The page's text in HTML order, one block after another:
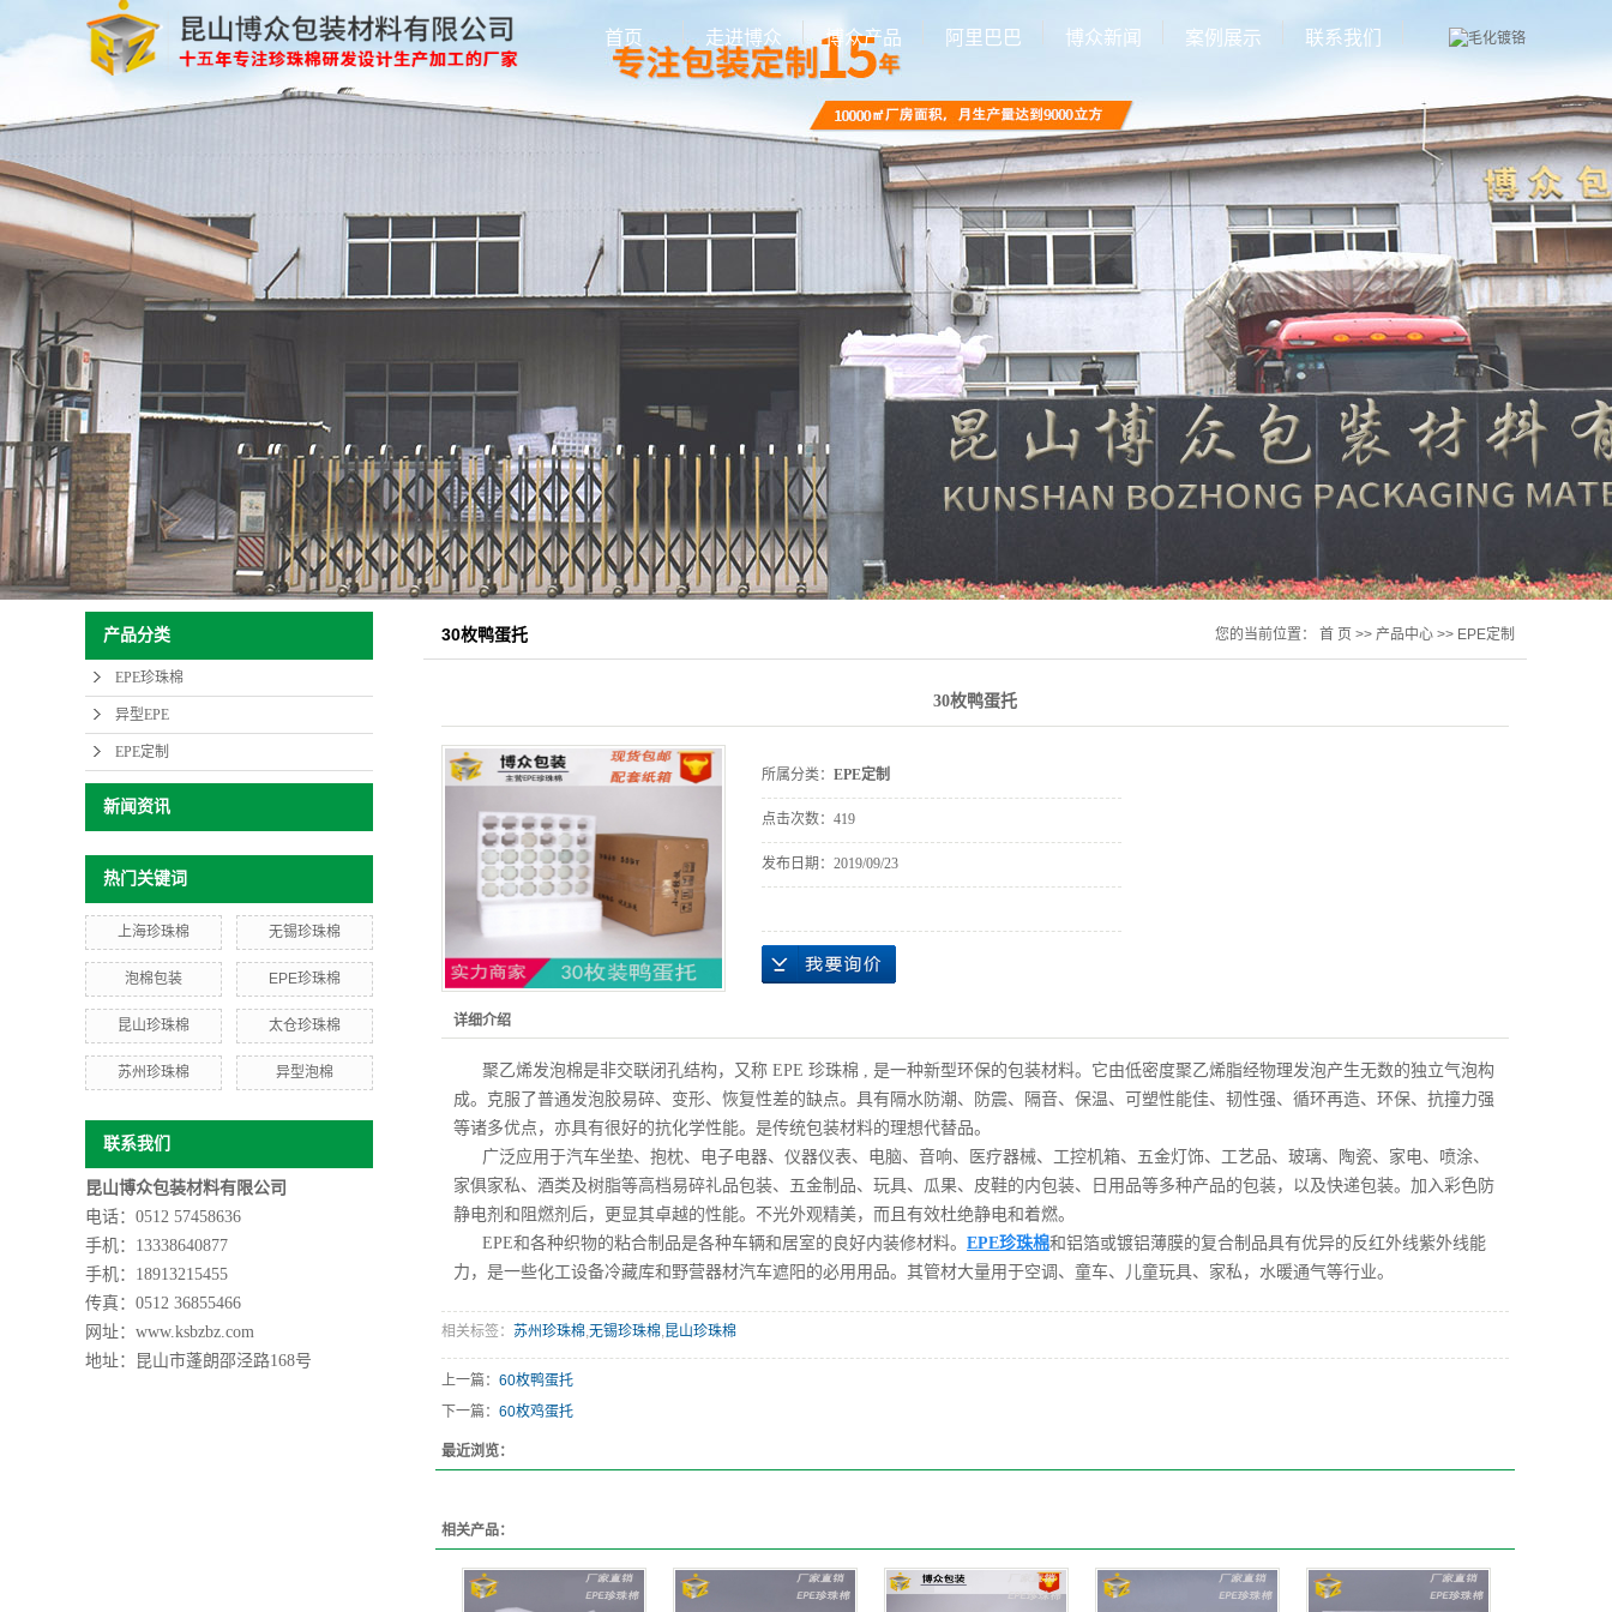
首页 走进博众 博众产品
EPE珍珠棉
异型EPE
EPE定制
阿里巴巴 博众新闻
公司新闻
行业新闻
技术知识
案例展示
厂房环境
设备展示
联系我们
产品分类
EPE珍珠棉
异型EPE
EPE定制
新闻资讯
热门关键词
上海珍珠棉 无锡珍珠棉
泡棉包装 EPE珍珠棉
昆山珍珠棉 太仓珍珠棉
苏州珍珠棉 异型泡棉
联系我们
昆山博众包装材料有限公司
电话：0512 57458636
手机：13338640877
手机： 18913215455
传真：0512 36855466
网址：www.ksbzbz.com
地址：
昆山市蓬朗邵泾路168号
30枚鸭蛋托 您的当前位置： 首 页 >> 产品中心 >> EPE定制
30枚鸭蛋托
所属分类： EPE定制
点击次数： 419
发布日期： 2019/09/23
详细介绍
聚乙烯发泡棉是非交联闭孔结构，又称 EPE 珍珠棉 , 是一种新型环保的包装材料。它由低密度聚乙烯脂经物理发泡产生无数的独立气泡构
成。克服了普通发泡胶易碎、变形、恢复性差的缺点。具有隔水防潮、防震、隔音、保温、可塑性能佳、韧性强、循环再造、环保、抗撞力强
等诸多优点，亦具有很好的抗化学性能。是传统包装材料的理想代替品。
广泛应用于汽车坐垫、抱枕、电子电器、仪器仪表、电脑、音响、医疗器械、工控机箱、五金灯饰、工艺品、玻璃、陶瓷、家电、喷涂、
家俱家私、酒类及树脂等高档易碎礼品包装、五金制品、玩具、瓜果、皮鞋的内包装、日用品等多种产品的包装，以及快递包装。加入彩色防
静电剂和阻燃剂后，更显其卓越的性能。不光外观精美，而且有效杜绝静电和着燃。
EPE和各种织物的粘合制品是各种车辆和居室的良好内装修材料。 EPE珍珠棉和铝箔或镀铝薄膜的复合制品具有优异的反红外线紫外线能
力，是一些化工设备冷藏库和野营器材汽车遮阳的必用用品。其管材大量用于空调、童车、儿童玩具、家私，水暖通气等行业。
相关标签： 苏州珍珠棉,无锡珍珠棉,昆山珍珠棉
上一篇： 60枚鸭蛋托
下一篇： 60枚鸡蛋托
最近浏览：
相关产品：